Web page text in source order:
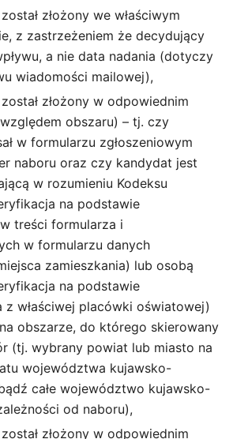
złożony we właściwym
z zastrzeżeniem że decydujący
a nie data nadania (dotyczy
wiadomości mailowej),
złożony w odpowiednim
obszaru) – tj. czy
w formularzu zgłoszeniowym
naboru oraz czy kandydat jest
w rozumieniu Kodeksu
na podstawie
treści formularza i
w formularzu danych
zamieszkania) lub osobą
na podstawie
z właściwej placówki oświatowej)
obszarze, do którego skierowany
(tj. wybrany powiat lub miasto na
województwa kujawsko-
całe województwo kujawsko-
od naboru),
złożony w odpowiednim